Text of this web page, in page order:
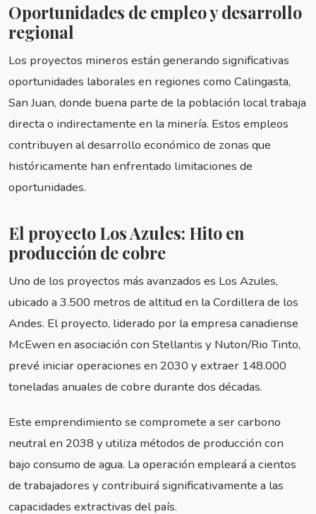
Oportunidades de empleo y desarrollo
regional
Los proyectos mineros están generando significativas
oportunidades laborales en regiones como Calingasta,
San Juan, donde buena parte de la población local trabaja
directa o indirectamente en la minería. Estos empleos
contribuyen al desarrollo económico de zonas que
históricamente han enfrentado limitaciones de
oportunidades.
El proyecto Los Azules: Hito en
producción de cobre
Uno de los proyectos más avanzados es Los Azules,
ubicado a 3.500 metros de altitud en la Cordillera de los
Andes. El proyecto, liderado por la empresa canadiense
McEwen en asociación con Stellantis y Nuton/Rio Tinto,
prevé iniciar operaciones en 2030 y extraer 148.000
toneladas anuales de cobre durante dos décadas.
Este emprendimiento se compromete a ser carbono
neutral en 2038 y utiliza métodos de producción con
bajo consumo de agua. La operación empleará a cientos
de trabajadores y contribuirá significativamente a las
capacidades extractivas del país.